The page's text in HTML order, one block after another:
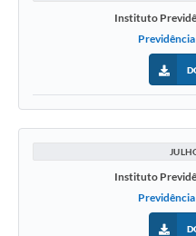
Instituto
Instituto